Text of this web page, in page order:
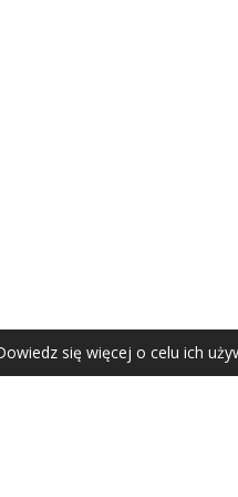
Agata
się więcej o celu ich